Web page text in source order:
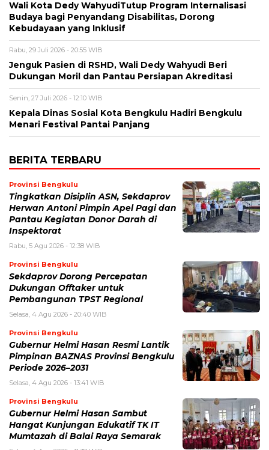
Wali Kota Dedy WahyudiTutup Program Internalisasi
Budaya bagi Penyandang Disabilitas, Dorong
Kebudayaan yang Inklusif
Rabu, 29 Juli 2026 - 20:55 WIB
Jenguk Pasien di RSHD, Wali Dedy Wahyudi Beri
Dukungan Moril dan Pantau Persiapan Akreditasi
Senin, 27 Juli 2026 - 12:10 WIB
Kepala Dinas Sosial Kota Bengkulu Hadiri Bengkulu
Menari Festival Pantai Panjang
BERITA TERBARU
Provinsi Bengkulu
Tingkatkan Disiplin ASN, Sekdaprov
Herwan Antoni Pimpin Apel Pagi dan
Pantau Kegiatan Donor Darah di
Inspektorat
Rabu, 5 Agu 2026 - 12:38 WIB
Provinsi Bengkulu
Sekdaprov Dorong Percepatan
Dukungan Offtaker untuk
Pembangunan TPST Regional
Selasa, 4 Agu 2026 - 20:40 WIB
Provinsi Bengkulu
Gubernur Helmi Hasan Resmi Lantik
Pimpinan BAZNAS Provinsi Bengkulu
Periode 2026–2031
Selasa, 4 Agu 2026 - 13:41 WIB
Provinsi Bengkulu
Gubernur Helmi Hasan Sambut
Hangat Kunjungan Edukatif TK IT
Mumtazah di Balai Raya Semarak